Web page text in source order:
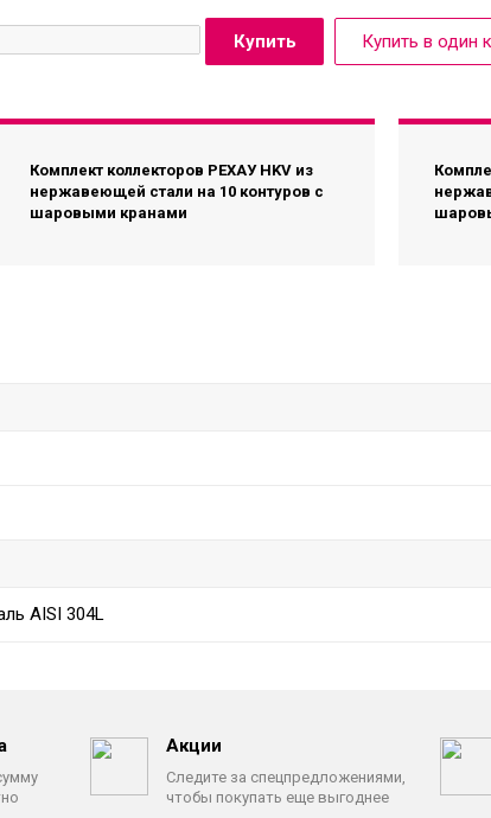
Комплект коллекторов РЕХАУ HKV из
нержавеющей стали на 10 контуров с
шаровыми кранами
AISI 304L
Акции
Следите за спецпредложениями,
чтобы покупать еще выгоднее